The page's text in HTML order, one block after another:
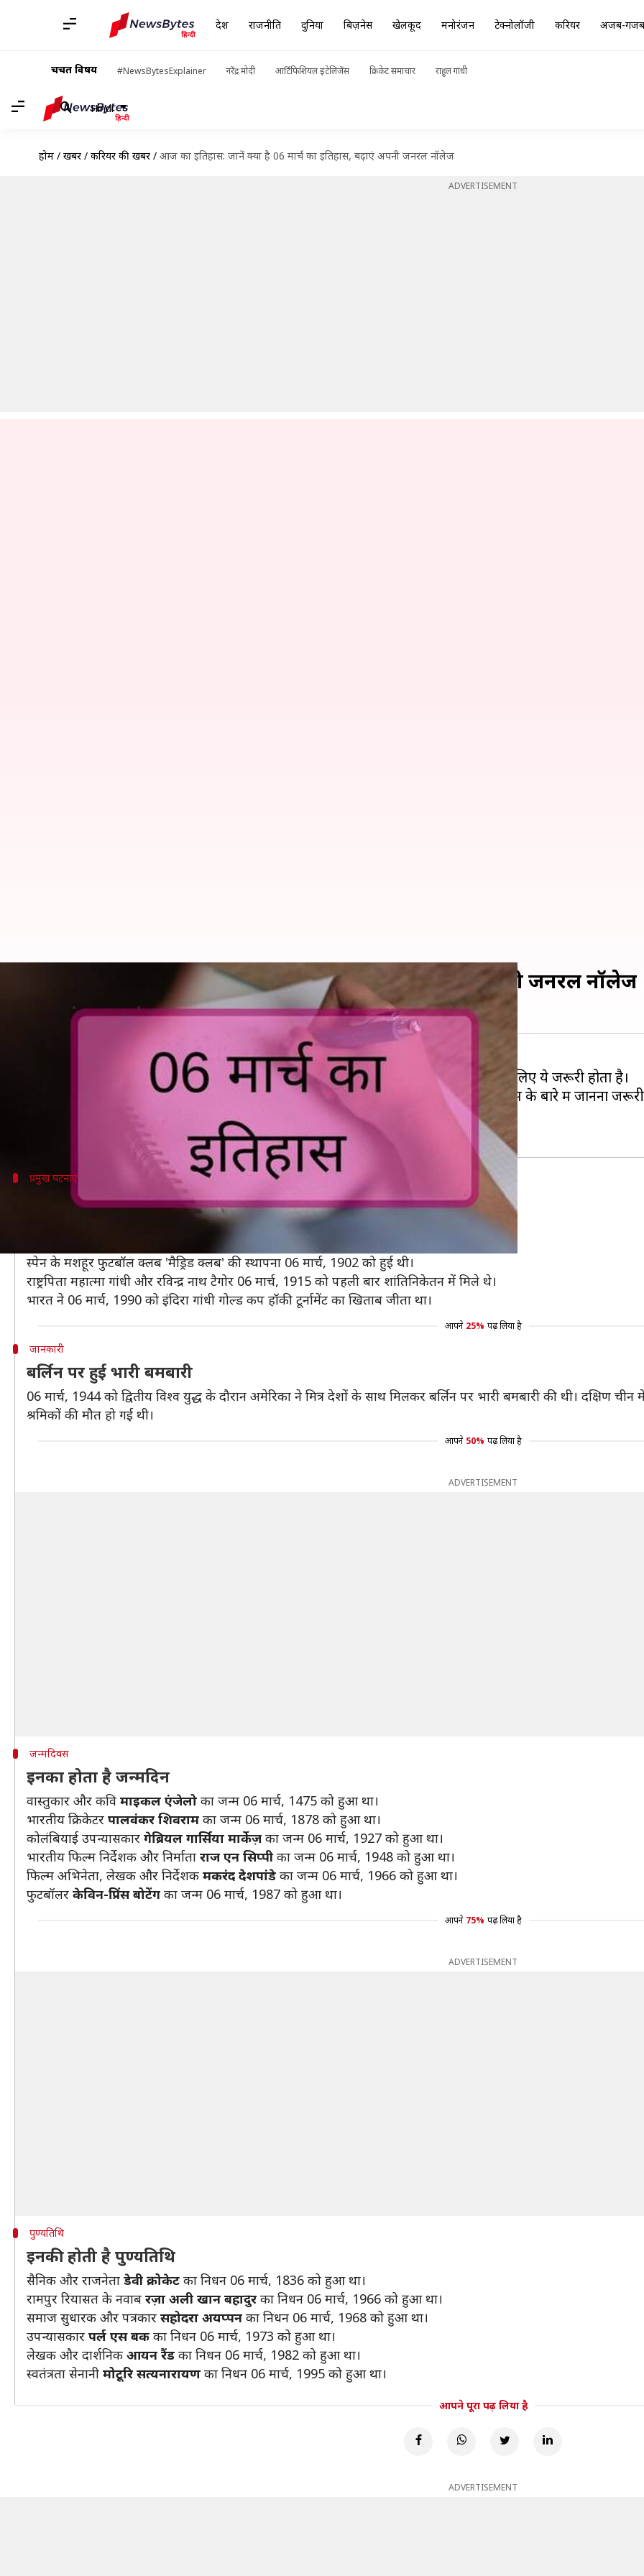
देश राजनीति दुनिया बिज़नेस खेलकूद मनोरंजन टेक्नोलॉजी करियर अजब-गजब
चर्चित विषय #NewsBytesExplainer नरेंद्र मोदी आर्टिफिशियल इंटेलिजेंस क्रिकेट समाचार राहुल गांधी
Hindi
होम / खबरें / करियर की खबरें / आज का इतिहास: जानें क्या है 06 मार्च का इतिहास, बढ़ाएं अपनी जनरल नॉलेज
ADVERTISEMENT
आज का इतिहास: जानें क्या है 06 मार्च का इतिहास, बढ़ाएं अपनी जनरल नॉलेज
Mar 06, 2019 10:46 am
इतिहास एक ऐसा विषय है जिसके बारे में जानना कुछ लोगों का शौक होता है, तो वहीं कुछ लोगों के लिए ये जरूरी होता है।
चाहे आप UPSC की तैयारी कर रहे हों या फिर किसी अन्य सरकारी नौकरी की, आपके लिए इतिहास के बारे में जानना
हम एक ऐसा लेख लाते हैं, जो आपको उस दिन के इतिहास के बारे में बताता है।
प्रमुख घटनाएं
06 मार्च की कुछ प्रमुख घटनाएं
यूनाइटेड स्टेट में पहले फुटबॉल लीग की स्थापना 06 मार्च, 1983 को हुई थी।
नर्सों की पहली पत्रिका नाइटिन्गेल 06 मार्च, 1886 को प्रकाशित हुई थी।
स्पेन के मशहूर फुटबॉल क्लब 'मैड्रिड क्लब' की स्थापना 06 मार्च, 1902 को हुई थी।
राष्ट्रपिता महात्मा गांधी और रविन्द्र नाथ टैगोर 06 मार्च, 1915 को पहली बार शांतिनिकेतन में मिले थे।
भारत ने 06 मार्च, 1990 को इंदिरा गांधी गोल्ड कप हॉकी टूर्नामेंट का खिताब जीता था।
आपने 25% पढ़ लिया है
जानकारी
बर्लिन पर हुई भारी बमबारी
06 मार्च, 1944 को द्वितीय विश्व युद्ध के दौरान अमेरिका ने मित्र देशों के साथ मिलकर बर्लिन पर भारी बमबारी की थी। दक्षिण
श्रमिकों की मौत हो गई थी।
आपने 50% पढ़ लिया है
ADVERTISEMENT
जन्मदिवस
इनका होता है जन्मदिन
वास्तुकार और कवि माइकल एंजेलो का जन्म 06 मार्च, 1475 को हुआ था।
भारतीय क्रिकेटर पालवंकर शिवराम का जन्म 06 मार्च, 1878 को हुआ था।
कोलंबियाई उपन्यासकार गेब्रियल गार्सिया मार्केज़ का जन्म 06 मार्च, 1927 को हुआ था।
भारतीय फिल्म निर्देशक और निर्माता राज एन सिप्पी का जन्म 06 मार्च, 1948 को हुआ था।
फिल्म अभिनेता, लेखक और निर्देशक मकरंद देशपांडे का जन्म 06 मार्च, 1966 को हुआ था।
फुटबॉलर केविन-प्रिंस बोटेंग का जन्म 06 मार्च, 1987 को हुआ था।
आपने 75% पढ़ लिया है
ADVERTISEMENT
पुण्यतिथि
इनकी होती है पुण्यतिथि
सैनिक और राजनेता डेवी क्रोकेट का निधन 06 मार्च, 1836 को हुआ था।
रामपुर रियासत के नवाब रज़ा अली खान बहादुर का निधन 06 मार्च, 1966 को हुआ था।
समाज सुधारक और पत्रकार सहोदरा अयप्पन का निधन 06 मार्च, 1968 को हुआ था।
उपन्यासकार पर्ल एस बक का निधन 06 मार्च, 1973 को हुआ था।
लेखक और दार्शनिक आयन रैंड का निधन 06 मार्च, 1982 को हुआ था।
स्वतंत्रता सेनानी मोटूरि सत्यनारायण का निधन 06 मार्च, 1995 को हुआ था।
आपने पूरा पढ़ लिया है
ADVERTISEMENT